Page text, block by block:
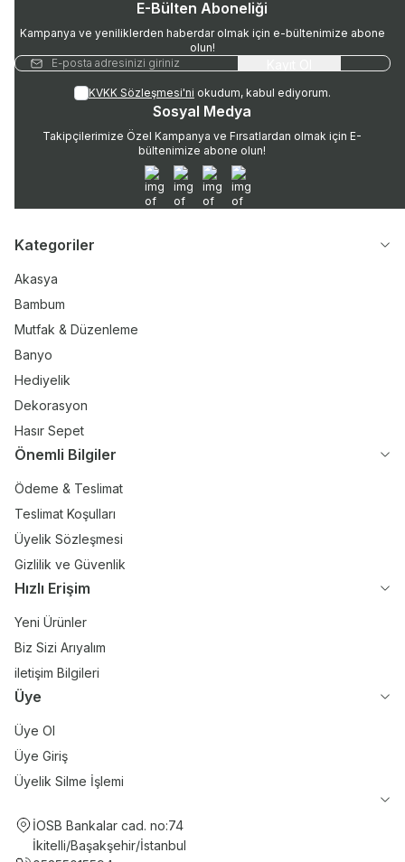
E-Bülten Aboneliği
Kampanya ve yeniliklerden haberdar olmak için e-bültenimize abone
olun!
KVKK Sözleşmesi'ni okudum, kabul ediyorum.
Sosyal Medya
Takipçilerimize Özel Kampanya ve Fırsatlardan olmak için E-
bültenimize abone olun!
WhatsApp
InstagramTwitterFacebook
Kategoriler
Akasya
Bambum
Mutfak & Düzenleme
Banyo
Hediyelik
Dekorasyon
Hasır Sepet
Önemli Bilgiler
Ödeme & Teslimat
Teslimat Koşulları
Üyelik Sözleşmesi
Gizlilik ve Güvenlik
Hızlı Erişim
Yeni Ürünler
Biz Sizi Arıyalım
iletişim Bilgileri
Üye
Üye Ol
Üye Giriş
Üyelik Silme İşlemi
İOSB Bankalar cad. no:74
İkitelli/Başakşehir/İstanbul